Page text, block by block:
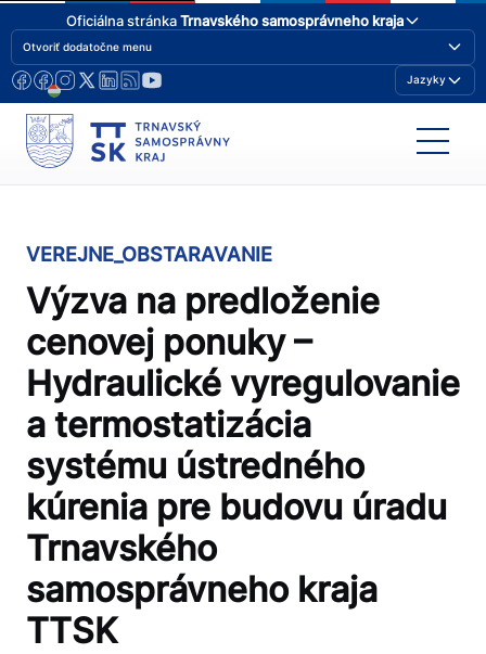
Oficiálna stránkaTrnavského samosprávneho kraja
Otvoriť dodatočne menu
Jazyky
VEREJNE_OBSTARAVANIE
Výzva na predloženie
cenovej ponuky –
Hydraulické vyregulovanie
a termostatizácia
systému ústredného
kúrenia pre budovu úradu
Trnavského
samosprávneho kraja
TTSK